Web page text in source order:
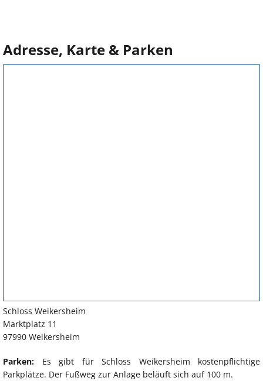
Adresse, Karte & Parken
Schloss Weikersheim
Marktplatz 11
97990 Weikersheim
Parken: Es gibt für Schloss Weikersheim kostenpflichtige
Parkplätze. Der Fußweg zur Anlage beläuft sich auf 100 m.